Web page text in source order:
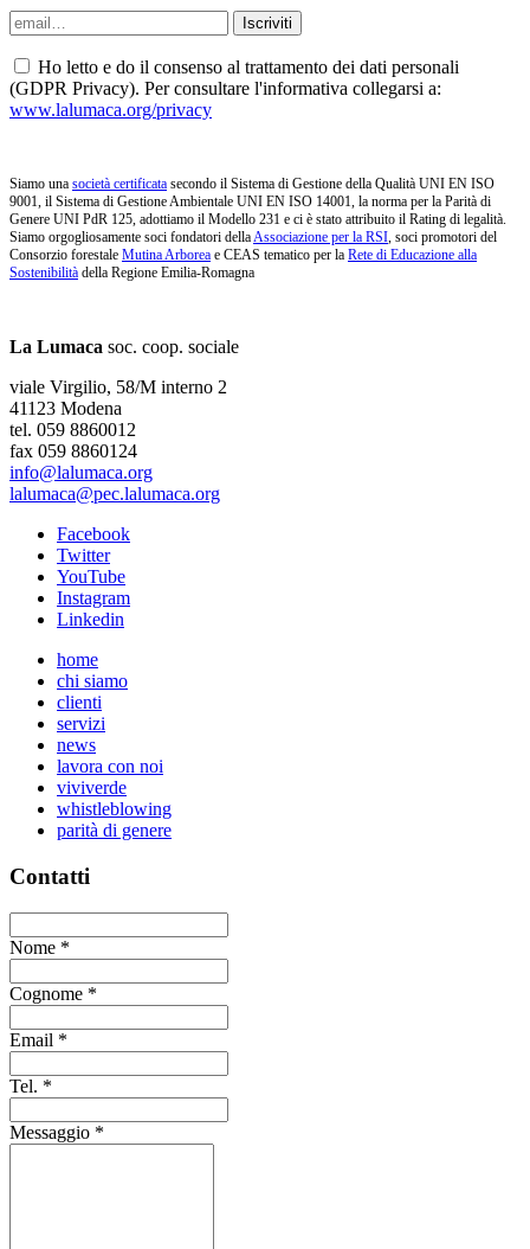
Ho letto e do il consenso al trattamento dei dati personali
(GDPR Privacy). Per consultare l'informativa collegarsi a:
www.lalumaca.org/privacy
Siamo una società certificata secondo il Sistema di Gestione della Qualità UNI EN ISO
9001, il Sistema di Gestione Ambientale UNI EN ISO 14001, la norma per la Parità di
Genere UNI PdR 125, adottiamo il Modello 231 e ci è stato attribuito il Rating di legalità.
Siamo orgogliosamente soci fondatori dellaAssociazione per la RSI, soci promotori del
Consorzio forestale Mutina Arborea e CEAS tematico per la Rete di Educazione alla
Sostenibilità della Regione Emilia-Romagna
La Lumaca soc. coop. sociale
viale Virgilio, 58/M interno 2
41123 Modena
tel. 059 8860012
fax 059 8860124
info@lalumaca.org
lalumaca@pec.lalumaca.org
Facebook
Twitter
YouTube
Instagram
Linkedin
home
chi siamo
clienti
servizi
news
lavora con noi
viviverde
whistleblowing
parità di genere
Contatti
Nome *
Cognome *
Email *
Tel. *
Messaggio *